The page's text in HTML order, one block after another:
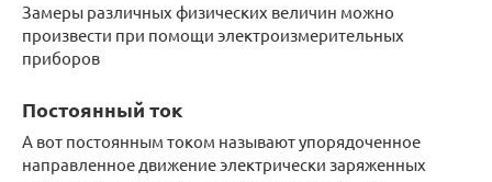
Замеры различных физических величин можно
произвести при помощи электроизмерительных
приборов
Постоянный ток
А вот постоянным током называют упорядоченное
направленное движение электрически заряженных